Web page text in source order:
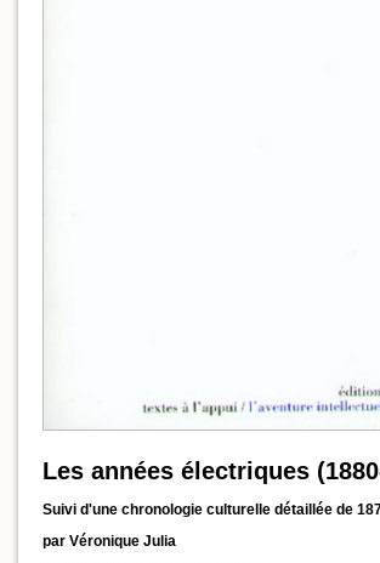
Les années électriques
Suivi d'une chronologie culturelle détaillée de
par Véronique Julia